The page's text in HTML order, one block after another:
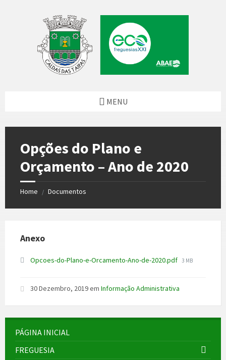
MENU
Opções do Plano e
Orçamento – Ano de 2020
Home / Documentos
Anexo
Opcoes-do-Plano-e-Orcamento-Ano-de-2020.pdf File
3 MB
30 Dezembro, 2019em Informação Administrativa
PÁGINA INICIAL
FREGUESIA